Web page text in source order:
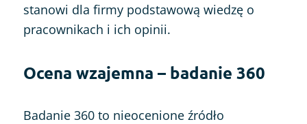
stanowi dla firmy podstawową wiedzę o
pracownikach i ich opinii.
Ocena wzajemna – badanie 360
Badanie 360 to nieocenione źródło